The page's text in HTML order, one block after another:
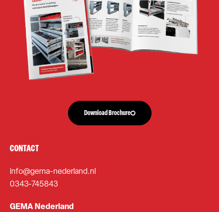
Download Brochure
CONTACT
info@gema-nederland.nl
0343-745843
GEMA Nederland